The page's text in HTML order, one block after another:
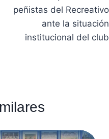
peñistas del Recreativo
ante la situación
institucional del club